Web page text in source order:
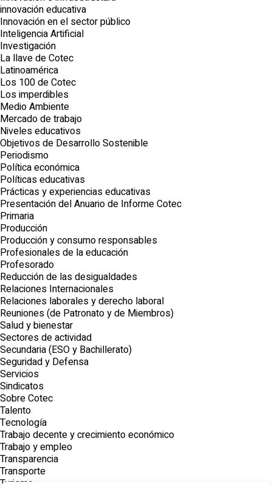
innovación educativa
Innovación en el sector público
Inteligencia Artificial
Investigación
La llave de Cotec
Latinoamérica
Los 100 de Cotec
Los imperdibles
Medio Ambiente
Mercado de trabajo
Niveles educativos
Objetivos de Desarrollo Sostenible
Periodismo
Política económica
Políticas educativas
Prácticas y experiencias educativas
Presentación del Anuario de Informe Cotec
Primaria
Producción
Producción y consumo responsables
Profesionales de la educación
Profesorado
Reducción de las desigualdades
Relaciones Internacionales
Relaciones laborales y derecho laboral
Reuniones (de Patronato y de Miembros)
Salud y bienestar
Sectores de actividad
Secundaria (ESO y Bachillerato)
Seguridad y Defensa
Servicios
Sindicatos
Sobre Cotec
Talento
Tecnología
Trabajo decente y crecimiento económico
Trabajo y empleo
Transparencia
Transporte
Turismo